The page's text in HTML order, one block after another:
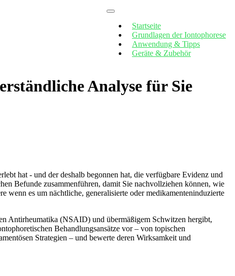
Startseite
Grundlagen der Iontophorese
Anwendung & Tipps
Geräte & Zubehör
Analyse für Sie
hat‌ -‍ und der ‌deshalb begonnen hat, die verfügbare Evidenz⁤ und
Befunde zusammenführen, damit Sie nachvollziehen können, ⁣wie
wenn es um nächtliche, generalisierte oder medikamenteninduzierte
Antirheumatika⁤ (NSAID) und übermäßigem‍ Schwitzen ​hergibt,
Behandlungsansätze vor – von topischen
Strategien – und bewerte deren Wirksamkeit und‌